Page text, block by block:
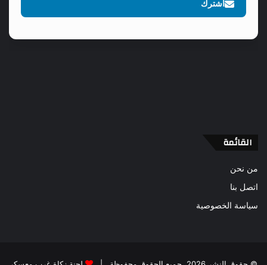
اشترك
القائمة
من نحن
اتصل بنا
سياسة الخصوصية